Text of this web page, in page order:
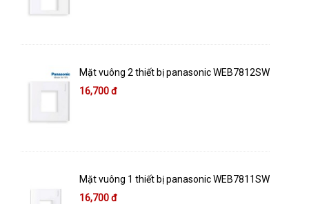
Mặt vuông 2 thiết bị panasonic WEB7812SW
16,700 đ
Mặt vuông 1 thiết bị panasonic WEB7811SW
16,700 đ